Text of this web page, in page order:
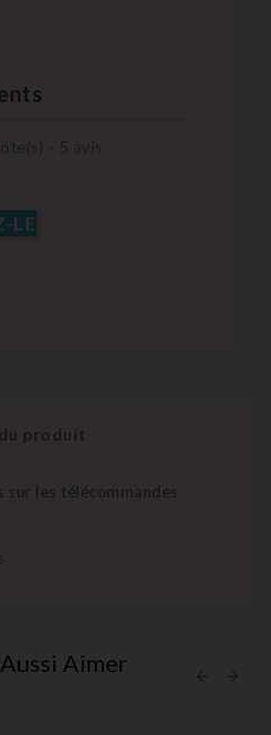
LE
les télécommandes
Aimer